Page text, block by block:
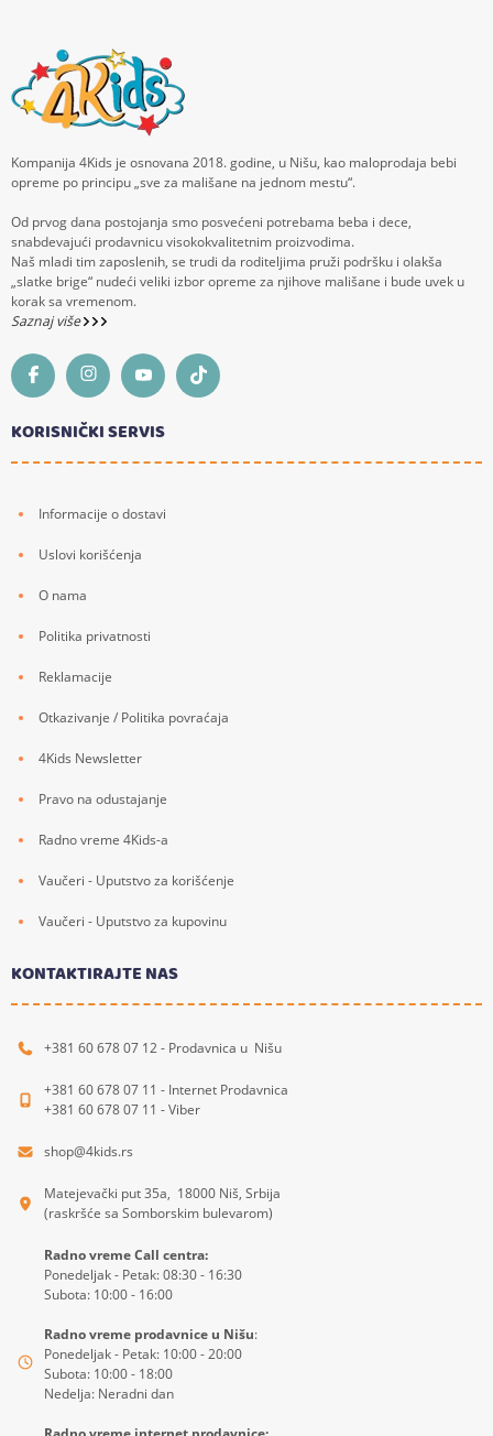
Kompanija 4Kids je osnovana 2018. godine, u Nišu, kao maloprodaja bebi
opreme po principu „sve za mališane na jednom mestu“.
Od prvog dana postojanja smo posvećeni potrebama beba i dece,
snabdevajući prodavnicu visokokvalitetnim proizvodima.
Naš mladi tim zaposlenih, se trudi da roditeljima pruži podršku i olakša
„slatke brige“ nudeći veliki izbor opreme za njihove mališane i bude uvek u
korak sa vremenom.
Saznaj više
KORISNIČKI SERVIS
Informacije o dostavi
Uslovi korišćenja
O nama
Politika privatnosti
Reklamacije
Otkazivanje / Politika povraćaja
4Kids Newsletter
Pravo na odustajanje
Radno vreme 4Kids-a
Vaučeri - Uputstvo za korišćenje
Vaučeri - Uputstvo za kupovinu
KONTAKTIRAJTE NAS
+381 60 678 07 12 - Prodavnica u Nišu
+381 60 678 07 11 - Internet Prodavnica
+381 60 678 07 11 - Viber
shop@4kids.rs
Matejevački put 35a, 18000 Niš, Srbija
(raskršće sa Somborskim bulevarom)
Radno vreme Call centra:
Ponedeljak - Petak: 08:30 - 16:30
Subota: 10:00 - 16:00
Radno vreme prodavnice u Nišu:
Ponedeljak - Petak: 10:00 - 20:00
Subota: 10:00 - 18:00
Nedelja: Neradni dan